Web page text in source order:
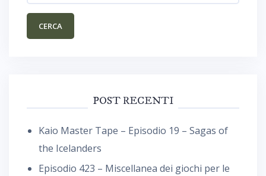
POST RECENTI
Kaio Master Tape – Episodio 19 – Sagas of
the Icelanders
Episodio 423 – Miscellanea dei giochi per le